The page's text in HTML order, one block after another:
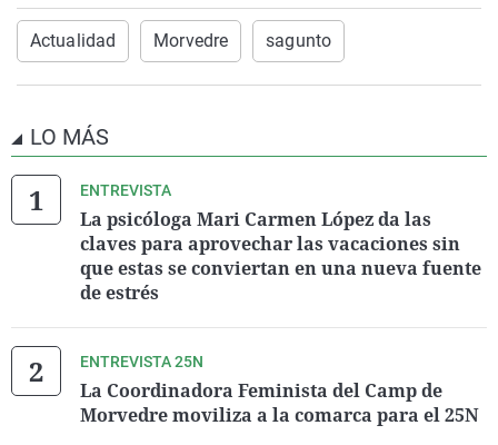
Actualidad Morvedre sagunto
LO MÁS
ENTREVISTA
La psicóloga Mari Carmen López da las
claves para aprovechar las vacaciones sin
que estas se conviertan en una nueva fuente
de estrés
ENTREVISTA 25N
La Coordinadora Feminista del Camp de
Morvedre moviliza a la comarca para el 25N